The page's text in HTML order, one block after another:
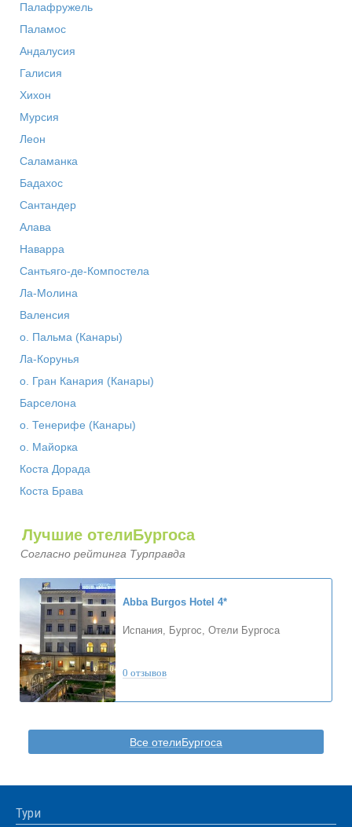
Палафружель
Паламос
Андалусия
Галисия
Хихон
Мурсия
Леон
Саламанка
Бадахос
Сантандер
Алава
Наварра
Сантьяго-де-Компостела
Ла-Молина
Валенсия
о. Пальма (Канары)
Ла-Корунья
о. Гран Канария (Канары)
Барселона
о. Тенерифе (Канары)
о. Майорка
Коста Дорада
Коста Брава
Лучшие отелиБургоса
Согласно рейтинга Турправда
Abba Burgos Hotel 4*
Испания, Бургос, Отели Бургоса
0 отзывов
Все отелиБургоса
Тури